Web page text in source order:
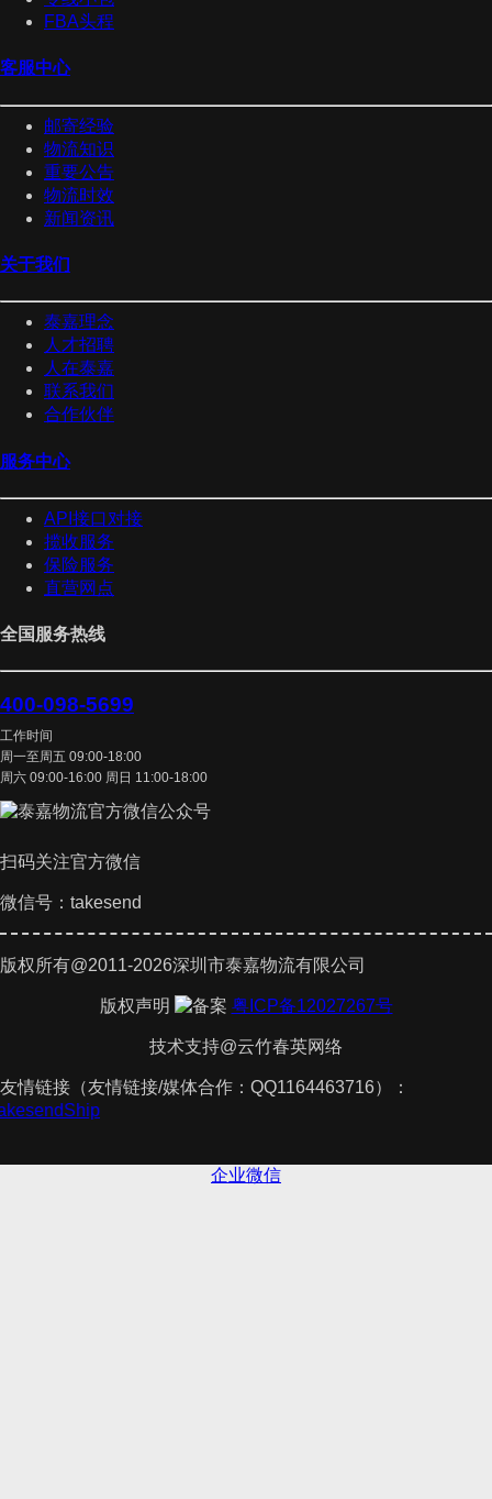
FBA头程
客服中心
邮寄经验
物流知识
重要公告
物流时效
新闻资讯
关于我们
泰嘉理念
人才招聘
人在泰嘉
联系我们
合作伙伴
服务中心
API接口对接
揽收服务
保险服务
直营网点
全国服务热线
400-098-5699
工作时间
周一至周五 09:00-18:00
周六 09:00-16:00 周日 11:00-18:00
扫码关注官方微信
微信号：takesend
版权所有@2011-2026深圳市泰嘉物流有限公司
版权声明 粤ICP备12027267号
技术支持@云竹春英网络
友情链接（友情链接/媒体合作：QQ1164463716）：
TakesendShip
企业微信